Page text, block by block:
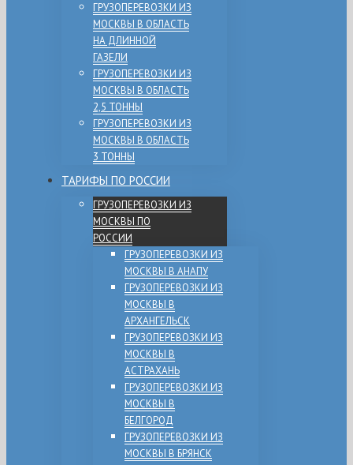
ГРУЗОПЕРЕВОЗКИ ИЗ
МОСКВЫ В ОБЛАСТЬ
НА ДЛИННОЙ
ГАЗЕЛИ
ГРУЗОПЕРЕВОЗКИ ИЗ
МОСКВЫ В ОБЛАСТЬ
2,5 ТОННЫ
ГРУЗОПЕРЕВОЗКИ ИЗ
МОСКВЫ В ОБЛАСТЬ
3 ТОННЫ
ТАРИФЫ ПО РОССИИ
ГРУЗОПЕРЕВОЗКИ ИЗ
МОСКВЫ ПО
РОССИИ
ГРУЗОПЕРЕВОЗКИ ИЗ
МОСКВЫ В АНАПУ
ГРУЗОПЕРЕВОЗКИ ИЗ
МОСКВЫ В
АРХАНГЕЛЬСК
ГРУЗОПЕРЕВОЗКИ ИЗ
МОСКВЫ В
АСТРАХАНЬ
ГРУЗОПЕРЕВОЗКИ ИЗ
МОСКВЫ В
БЕЛГОРОД
ГРУЗОПЕРЕВОЗКИ ИЗ
МОСКВЫ В БРЯНСК